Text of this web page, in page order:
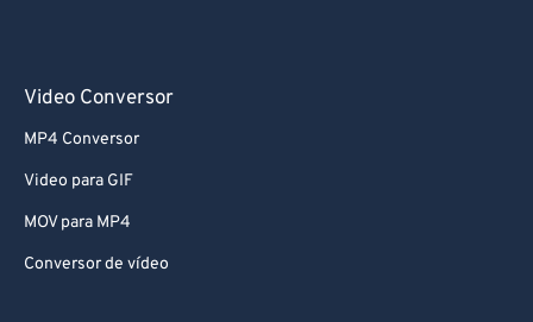
Video Conversor
MP4 Conversor
Video para GIF
MOV para MP4
Conversor de vídeo